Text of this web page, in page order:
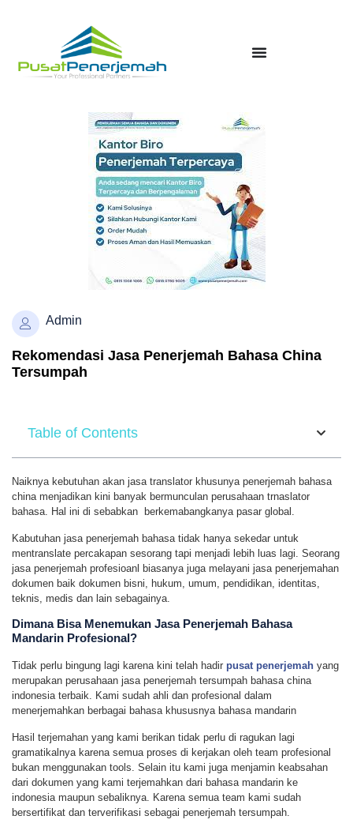
Admin
Rekomendasi Jasa Penerjemah Bahasa China
Tersumpah
Table of Contents
Naiknya kebutuhan akan jasa translator khusunya penerjemah bahasa
china menjadikan kini banyak bermunculan perusahaan trnaslator
bahasa. Hal ini di sebabkan berkemabangkanya pasar global.
Kabutuhan jasa penerjemah bahasa tidak hanya sekedar untuk
mentranslate percakapan sesorang tapi menjadi lebih luas lagi. Seorang
jasa penerjemah profesioanl biasanya juga melayani jasa penerjemahan
dokumen baik dokumen bisni, hukum, umum, pendidikan, identitas,
teknis, medis dan lain sebagainya.
Dimana Bisa Menemukan Jasa Penerjemah Bahasa
Mandarin Profesional?
Tidak perlu bingung lagi karena kini telah hadir pusat penerjemah yang
merupakan perusahaan jasa penerjemah tersumpah bahasa china
indonesia terbaik. Kami sudah ahli dan profesional dalam
menerjemahkan berbagai bahasa khususnya bahasa mandarin
Hasil terjemahan yang kami berikan tidak perlu di ragukan lagi
gramatikalnya karena semua proses di kerjakan oleh team profesional
bukan menggunakan tools. Selain itu kami juga menjamin keabsahan
dari dokumen yang kami terjemahkan dari bahasa mandarin ke
indonesia maupun sebaliknya. Karena semua team kami sudah
bersertifikat dan terverifikasi sebagai penerjemah tersumpah.